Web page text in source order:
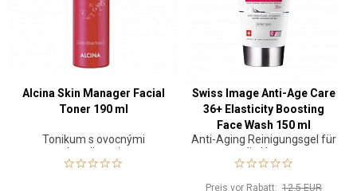
Alcina Skin Manager Facial
Toner 190 ml
Tonikum s ovocnými
kyselinami
Swiss Image Anti-Age Care
36+ Elasticity Boosting
Face Wash 150 ml
Anti-Aging Reinigungsgel für
die Haut
Preis vor Rabatt: 12.5 EUR